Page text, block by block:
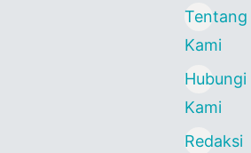
Tentang
Kami
Hubungi
Kami
Redaksi